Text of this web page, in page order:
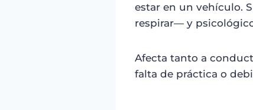
estar en un vehículo.
respirar— y
Afecta tanto a
falta de práctica o